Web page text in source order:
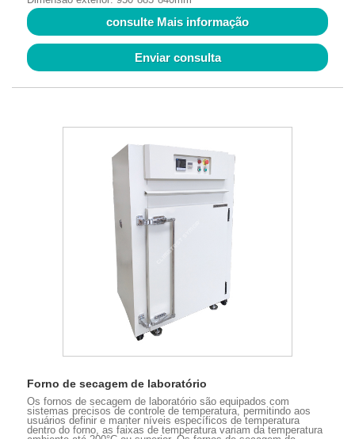
consulte Mais informação
Enviar consulta
Forno de secagem de laboratório
Os fornos de secagem de laboratório são equipados com
sistemas precisos de controle de temperatura, permitindo aos
usuários definir e manter níveis específicos de temperatura
dentro do forno, as faixas de temperatura variam da temperatura